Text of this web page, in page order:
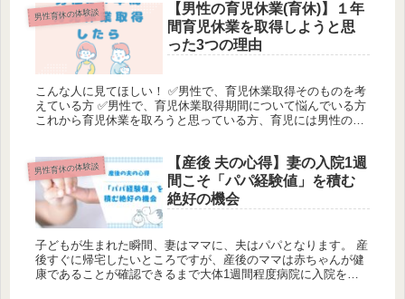
男性育休の体験談
【男性の育児休業(育休)】１年
間育児休業を取得しようと思
った3つの理由
こんな人に見てほしい！ ✅男性で、育児休業取得そのものを考
えている方 ✅男性で、育児休業取得期間について悩んでいる方
これから育児休業を取ろうと思っている方、育児には男性の力
男性育休の体験談
【産後 夫の心得】妻の入院1週
間こそ「パパ経験値」を積む
絶好の機会
子どもが生まれた瞬間、妻はママに、夫はパパとなります。 産
後すぐに帰宅したいところですが、産後のママは赤ちゃんが健
康であることが確認できるまで大体1週間程度病院に入院をし